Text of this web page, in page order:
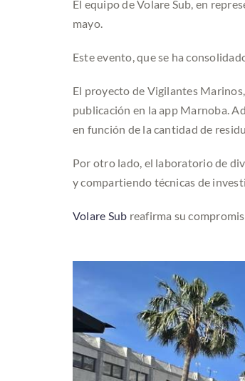
El equipo de Volare Sub, en
mayo.
Este evento, que se ha
El proyecto de Vigilantes
publicación en la app Marnoba.
en función de la cantidad de
Por otro lado, el laboratorio de
y compartiendo técnicas de
Volare Sub reafirma su